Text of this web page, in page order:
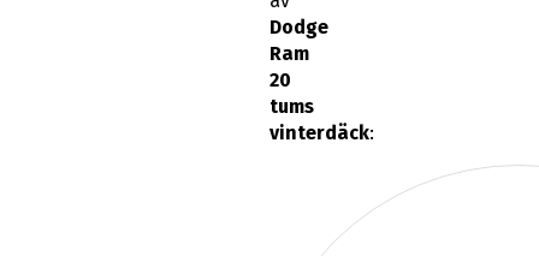
Dodge
Ram
20
tums
vinterdäck: